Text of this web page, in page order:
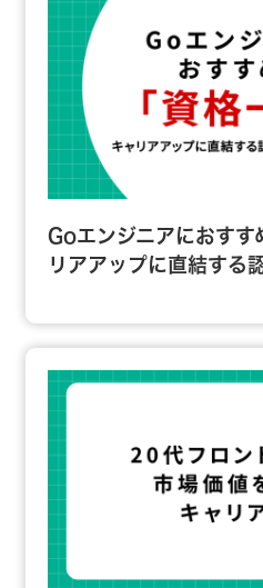
Goエンジニアにおすす
リアアップに直結する